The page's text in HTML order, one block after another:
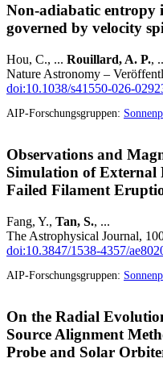
Non-adiabatic entropy
governed by velocity
Hou, C., ... Rouillard, A. P.,
Nature Astronomy –
doi:10.1038/s41550-026-
AIP-Forschungsgruppen:
Observations and
Simulation of External
Failed Filament
Fang, Y., Tan, S., ...
The Astrophysical Journal,
doi:10.3847/1538-4357/
AIP-Forschungsgruppen:
On the Radial
Source Alignment
Probe and Solar